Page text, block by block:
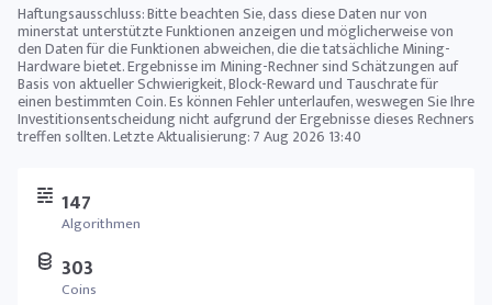
147
Algorithmen
303
Coins
Haftungsausschluss: Bitte beachten Sie, dass diese Daten nur von
minerstat unterstützte Funktionen anzeigen und möglicherweise von
den Daten für die Funktionen abweichen, die die tatsächliche Mining-
Hardware bietet. Ergebnisse im Mining-Rechner sind Schätzungen auf
Basis von aktueller Schwierigkeit, Block-Reward und Tauschrate für
einen bestimmten Coin. Es können Fehler unterlaufen, weswegen Sie Ihre
Investitionsentscheidung nicht aufgrund der Ergebnisse dieses Rechners
treffen sollten. Letzte Aktualisierung:7 Aug 2026 13:40